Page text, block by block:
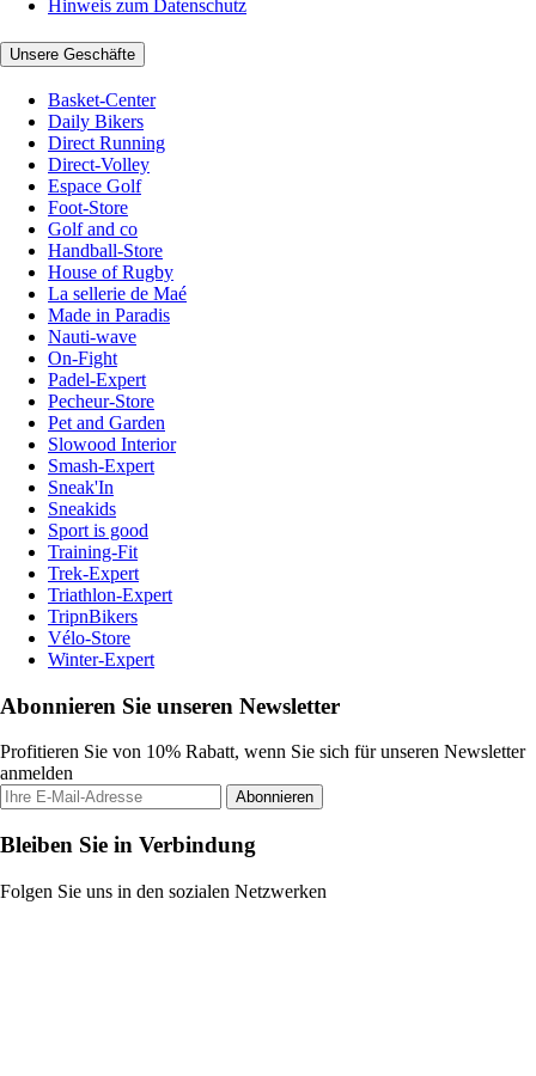
Hinweis zum Datenschutz
Unsere Geschäfte
Basket-Center
Daily Bikers
Direct Running
Direct-Volley
Espace Golf
Foot-Store
Golf and co
Handball-Store
House of Rugby
La sellerie de Maé
Made in Paradis
Nauti-wave
On-Fight
Padel-Expert
Pecheur-Store
Pet and Garden
Slowood Interior
Smash-Expert
Sneak'In
Sneakids
Sport is good
Training-Fit
Trek-Expert
Triathlon-Expert
TripnBikers
Vélo-Store
Winter-Expert
Abonnieren Sie unseren Newsletter
Profitieren Sie von 10% Rabatt, wenn Sie sich für unseren Newsletter
anmelden
Abonnieren
Bleiben Sie in Verbindung
Folgen Sie uns in den sozialen Netzwerken